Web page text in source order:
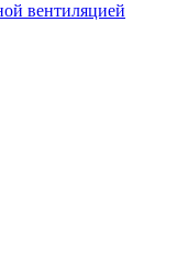
вентиляцией